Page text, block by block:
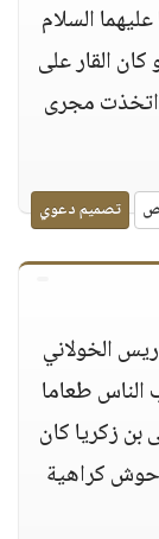
السلام
القار على
اتخذت مجرى
تصميم دعوي
الخولاني
طعاما
بن زكريا كان
كراهية